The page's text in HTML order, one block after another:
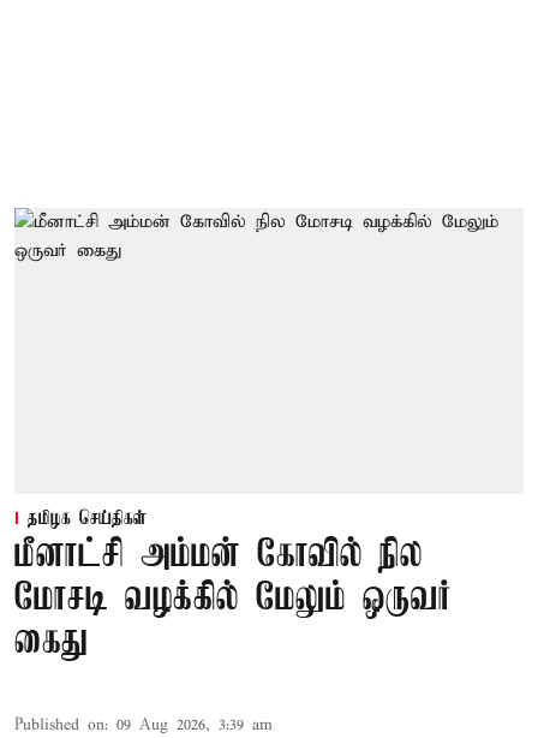
தமிழக செய்திகள்
மீனாட்சி அம்மன் கோவில் நில
மோசடி வழக்கில் மேலும் ஒருவர்
கைது
Published on: 09 Aug 2026, 3:39 am